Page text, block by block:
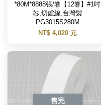
*80M*8888張/卷【12卷】#1吋
芯,切虛線,台灣製
PG3015S280M
NT$ 4,020 元
售完